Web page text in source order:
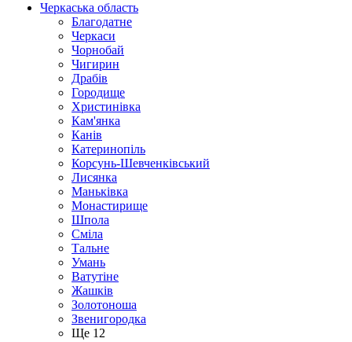
Черкаська область
Благодатне
Черкаси
Чорнобай
Чигирин
Драбів
Городище
Христинівка
Кам'янка
Канів
Катеринопіль
Корсунь-Шевченківський
Лисянка
Маньківка
Монастирище
Шпола
Сміла
Тальне
Умань
Ватутіне
Жашків
Золотоноша
Звенигородка
Ще 12